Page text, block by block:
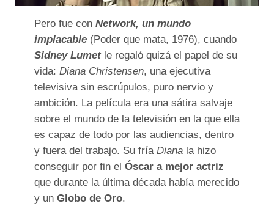
Pero fue con Network, un mundo
implacable (Poder que mata, 1976), cuando
Sidney Lumetle regaló quizá el papel de su
vida: Diana Christensen, una ejecutiva
televisiva sin escrúpulos, puro nervio y
ambición. La película era una sátira salvaje
sobre el mundo de la televisión en la que ella
es capaz de todo por las audiencias, dentro
y fuera del trabajo. Su fría Diana la hizo
conseguir por fin el Óscar a mejor actriz
que durante la última década había merecido
y un Globo de Oro.